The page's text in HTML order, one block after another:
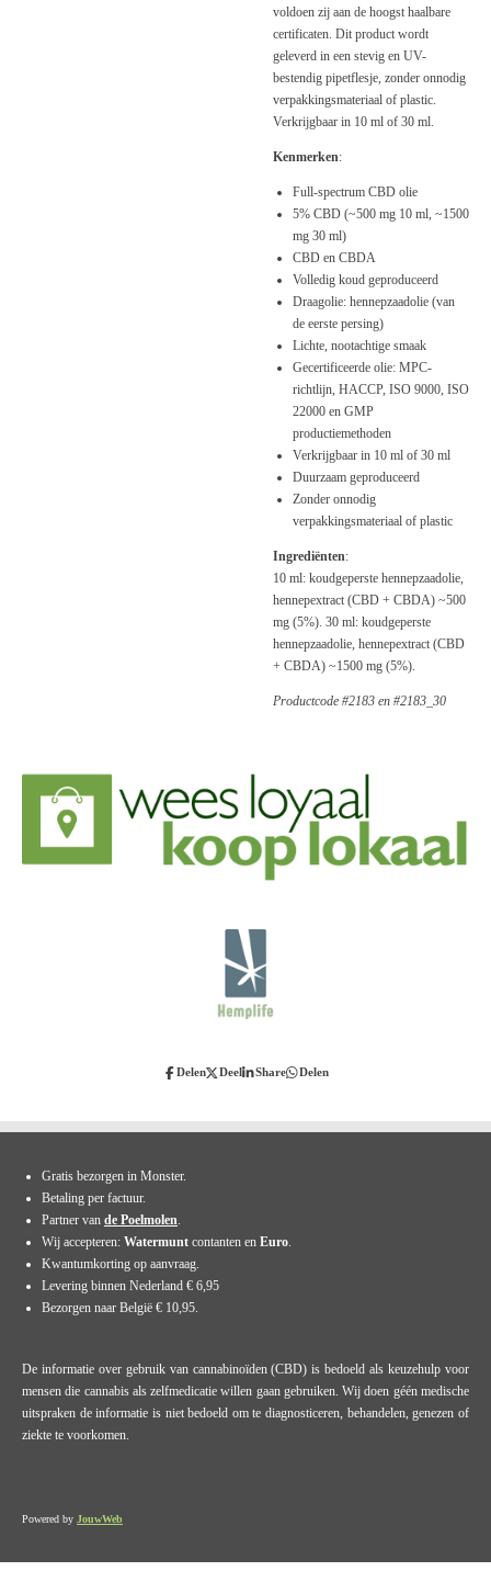
voldoen zij aan de hoogst haalbare
certificaten. Dit product wordt
geleverd in een stevig en UV-
bestendig pipetflesje, zonder onnodig
verpakkingsmateriaal of plastic.
Verkrijgbaar in 10 ml of 30 ml.
Kenmerken:
Full-spectrum CBD olie
5% CBD (~500 mg 10 ml, ~1500
mg 30 ml)
CBD en CBDA
Volledig koud geproduceerd
Draagolie: hennepzaadolie (van
de eerste persing)
Lichte, nootachtige smaak
Gecertificeerde olie: MPC-
richtlijn, HACCP, ISO 9000, ISO
22000 en GMP
productiemethoden
Verkrijgbaar in 10 ml of 30 ml
Duurzaam geproduceerd
Zonder onnodig
verpakkingsmateriaal of plastic
Ingrediënten:
10 ml: koudgeperste hennepzaadolie,
hennepextract (CBD + CBDA) ~500
mg (5%). 30 ml: koudgeperste
hennepzaadolie, hennepextract (CBD
+ CBDA) ~1500 mg (5%).
Productcode #2183 en #2183_30
Delen Deel Share Delen
Gratis bezorgen in Monster.
Betaling per factuur.
Partner van de Poelmolen.
Wij accepteren: Watermunt contanten en Euro.
Kwantumkorting op aanvraag.
Levering binnen Nederland € 6,95
Bezorgen naar België € 10,95.
De informatie over gebruik van cannabinoïden (CBD) is bedoeld als keuzehulp voor
mensen die cannabis als zelfmedicatie willen gaan gebruiken. Wij doen géén medische
uitspraken de informatie is niet bedoeld om te diagnosticeren, behandelen, genezen of
ziekte te voorkomen.
Powered by JouwWeb